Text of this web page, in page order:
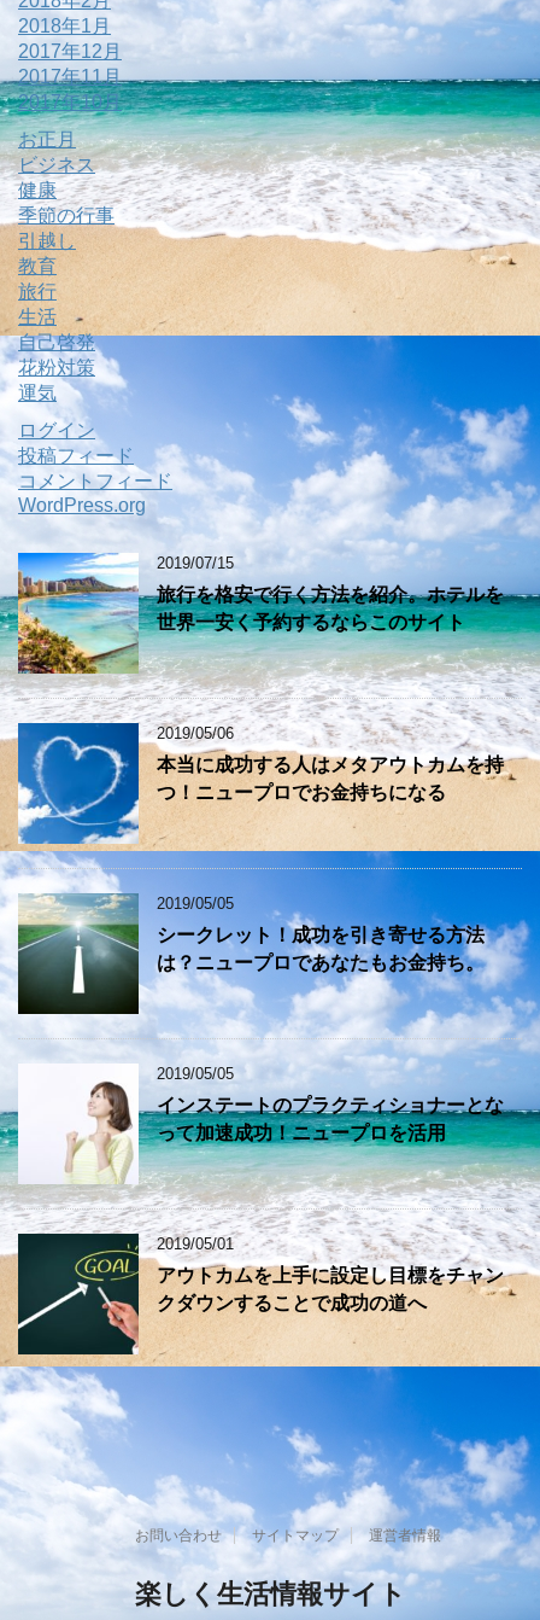
2018年1月
2017年12月
2017年11月
2017年10月
お正月
ビジネス
健康
季節の行事
引越し
教育
旅行
生活
自己啓発
花粉対策
運気
ログイン
投稿フィード
コメントフィード
WordPress.org
2019/07/15
旅行を格安で行く方法を紹介。ホテルを
世界一安く予約するならこのサイト
2019/05/06
本当に成功する人はメタアウトカムを持
つ！ニュープロでお金持ちになる
2019/05/05
シークレット！成功を引き寄せる方法
は？ニュープロであなたもお金持ち。
2019/05/05
インステートのプラクティショナーとな
って加速成功！ニュープロを活用
2019/05/01
アウトカムを上手に設定し目標をチャン
クダウンすることで成功の道へ
お問い合わせ サイトマップ 運営者情報
楽しく生活情報サイト